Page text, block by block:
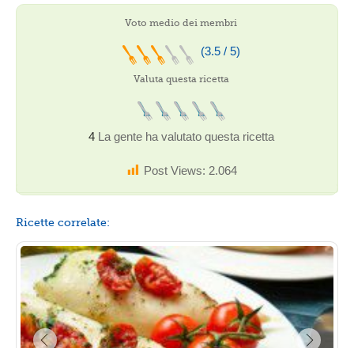
Voto medio dei membri
(3.5 / 5)
Valuta questa ricetta
4 La gente ha valutato questa ricetta
Post Views: 2.064
Ricette correlate: